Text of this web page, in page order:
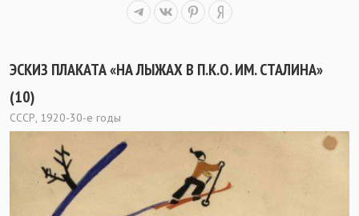
ЭСКИЗ ПЛАКАТА «НА ЛЫЖАХ В П.К.О. ИМ. СТАЛИНА»
(10)
СССР, 1920-30-е годы